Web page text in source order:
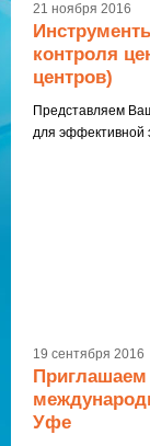
21 ноября 2016
контроля
центров)
Представляем
для эффективной
19 сентября 2016
Приглашаем
Уфе